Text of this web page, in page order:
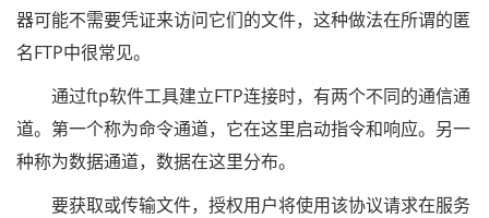
器可能不需要凭证来访问它们的文件，这种做法在所谓的匿
名FTP中很常见。
通过ftp软件工具建立FTP连接时，有两个不同的通信通
道。第一个称为命令通道，它在这里启动指令和响应。另一
种称为数据通道，数据在这里分布。
要获取或传输文件，授权用户将使用该协议请求在服务